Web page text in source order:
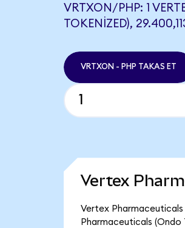
VRTXON/PHP: 1
TOKENIZED),
VRTXON - PHP TAKAS ET
Vertex
Vertex Pharmaceuticals
Pharmaceuticals